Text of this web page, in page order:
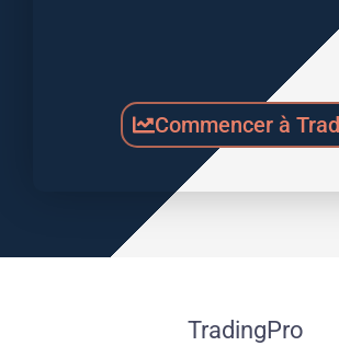
Commencer à
TradingPro